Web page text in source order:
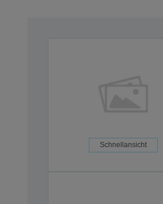
Schnellansicht